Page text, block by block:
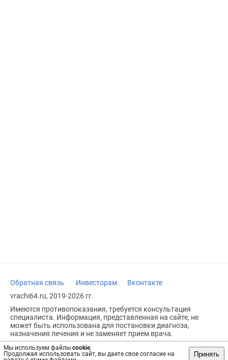
Мы используем файлы cookie.
Продолжая использовать сайт, вы даете свое согласие на
Принять
Обратная связь Инвесторам
Вконтакте
vrachi64.ru, 2019-2026 гг.
Имеются противопоказания, требуется консультация
специалиста. Информация, представленная на сайте, не
может быть использована для постановки диагноза,
назначения лечения и не заменяет прием врача.
Возрастное ограничение: 18+